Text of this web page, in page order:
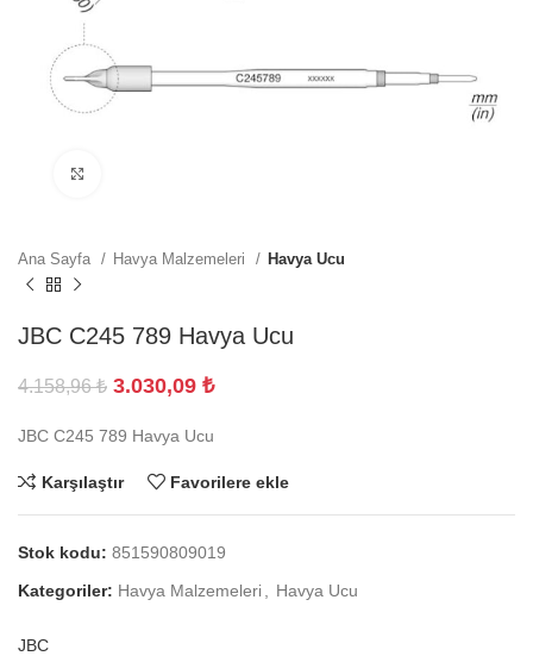
Ana Sayfa Havya Malzemeleri Havya Ucu
JBC C245 789 Havya Ucu
4.158,96₺ 3.030,09 ₺
JBC C245 789 Havya Ucu
Karşılaştır Favorilere ekle
Stok kodu: 851590809019
Kategoriler: Havya Malzemeleri Havya Ucu
JBC